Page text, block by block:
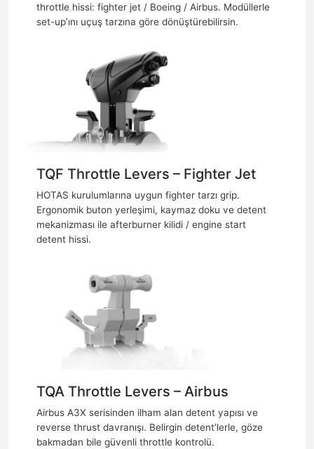
throttle hissi: fighter jet / Boeing / Airbus. Modüllerle
set-up’ını uçuş tarzına göre dönüştürebilirsin.
TQF Throttle Levers – Fighter Jet
HOTAS kurulumlarına uygun fighter tarzı grip.
Ergonomik buton yerleşimi, kaymaz doku ve detent
mekanizması ile afterburner kilidi / engine start
detent hissi.
TQA Throttle Levers – Airbus
Airbus A3X serisinden ilham alan detent yapısı ve
reverse thrust davranışı. Belirgin detent’lerle, göze
bakmadan bile güvenli throttle kontrolü.